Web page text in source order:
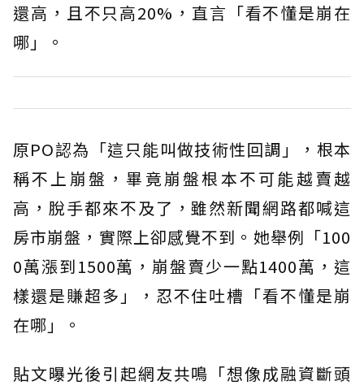
還高，且不只高20%，直言「看不懂是崩在
哪」。
原PO認為「這只能叫做技術性回調」，根本
稱不上崩盤，畢竟崩盤根本不可能越賣越
高，脫手都來不及了，雖然新聞網路都喊這
房市崩盤，實際上卻感覺不到。她舉例「100
0萬漲到1500萬，崩盤賣少一點1400萬，這
樣還是賺超多」，忍不住吐槽「看不懂是崩
在哪」。
貼文曝光後引起網友共鳴「想像成融資斷頭